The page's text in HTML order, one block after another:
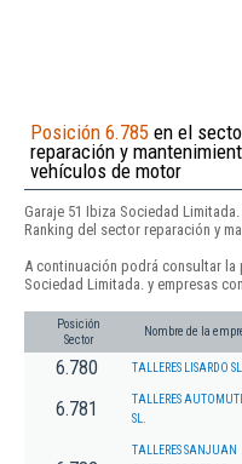
Posición 6.785 en el
reparación y
vehículos de motor
Garaje 51 Ibiza Sociedad
Ranking del sector reparación y
A continuación podrá consultar la
Sociedad Limitada. y empresas
Posición
Sector
Nombre de la
6.780 TALLERES LISARDO SL
6.781
TALLERES
SL.
TALLERES SANJUAN